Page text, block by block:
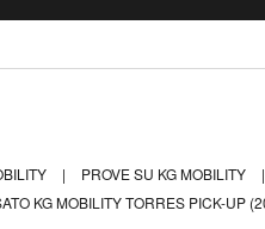
| PROVE SU KG MOBILITY |
KG MOBILITY TORRES PICK-UP